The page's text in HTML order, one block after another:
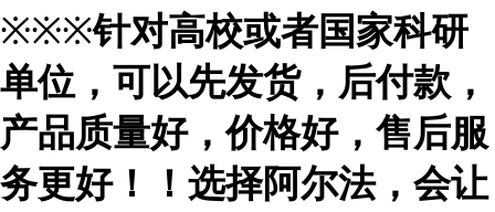
※※※针对高校或者国家科研
单位，可以先发货，后付款，
产品质量好，价格好，售后服
务更好！！选择阿尔法，会让